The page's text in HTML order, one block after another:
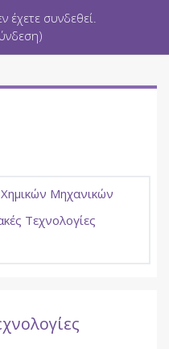
έχετε συνδεθεί.
)
Μηχανικών
Τεχνολογίες